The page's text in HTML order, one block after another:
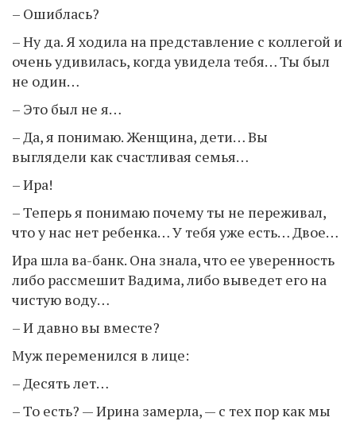
– Ошиблась?
– Ну да. Я ходила на представление с коллегой и
очень удивилась, когда увидела тебя… Ты был
не один…
– Это был не я…
– Да, я понимаю. Женщина, дети… Вы
выглядели как счастливая семья…
– Ира!
– Теперь я понимаю почему ты не переживал,
что у нас нет ребенка… У тебя уже есть… Двое…
Ира шла ва-банк. Она знала, что ее уверенность
либо рассмешит Вадима, либо выведет его на
чистую воду…
– И давно вы вместе?
Муж переменился в лице:
– Десять лет…
– То есть? — Ирина замерла, — с тех пор как мы